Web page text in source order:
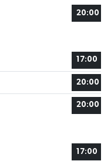
20:00
17:00
20:00
20:00
17:00